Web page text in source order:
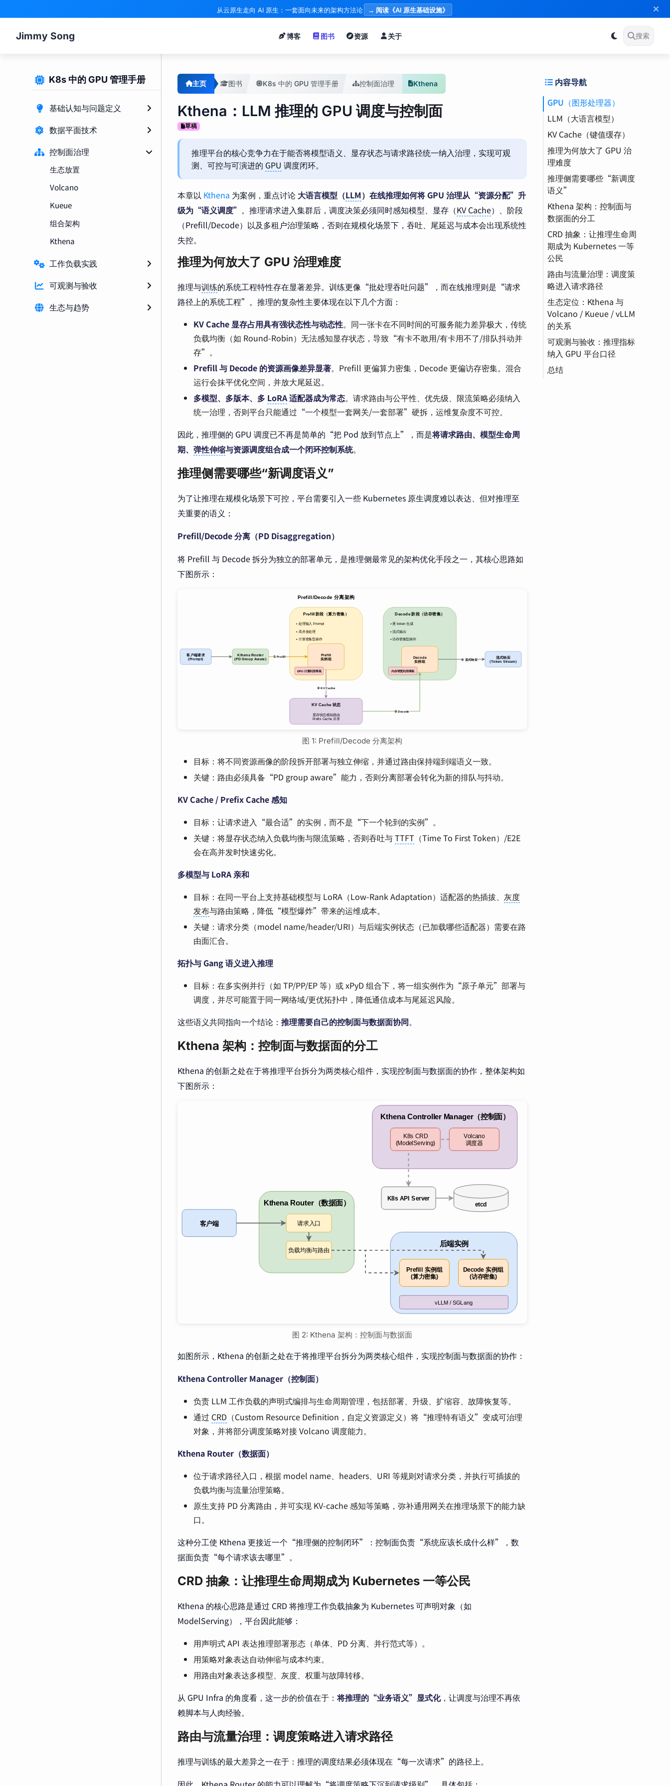
从云原生走向 AI 原生：一套面向未来的架构方法论 → 阅读《AI 原生基础设施》
Jimmy Song 博客 图书 资源 关于 搜索
K8s 中的 GPU 管理手册
基础认知与问题定义
数据平面技术
控制面治理
生态放置
Volcano
Kueue
组合架构
Kthena
工作负载实践
可观测与验收
生态与趋势
主页 图书 K8s 中的 GPU 管理手册 控制面治理 Kthena
Kthena：LLM 推理的 GPU 调度与控制面
草稿
推理平台的核心竞争力在于能否将模型语义、显存状态与请求路径统一纳入治理，实现可观
测、可控与可演进的 GPU 调度闭环。
本章以 Kthena 为案例，重点讨论 大语言模型（LLM）在线推理如何将 GPU 治理从“资源分配”升
级为“语义调度” 。推理请求进入集群后，调度决策必须同时感知模型、显存（KV Cache）、阶段
（Prefill/Decode）以及多租户治理策略，否则在规模化场景下，吞吐、尾延迟与成本会出现系统性
失控。
推理为何放大了 GPU 治理难度
推理与训练的系统工程特性存在显著差异。训练更像“批处理吞吐问题”，而在线推理则是“请求
路径上的系统工程”。推理的复杂性主要体现在以下几个方面：
KV Cache 显存占用具有强状态性与动态性。同一张卡在不同时间的可服务能力差异极大，传统
负载均衡（如 Round-Robin）无法感知显存状态，导致“有卡不敢用/有卡用不了/排队抖动并
存”。
Prefill 与 Decode 的资源画像差异显著。Prefill 更偏算力密集，Decode 更偏访存密集。混合
运行会抹平优化空间，并放大尾延迟。
多模型、多版本、多 LoRA适配器成为常态。请求路由与公平性、优先级、限流策略必须纳入
统一治理，否则平台只能通过“一个模型一套网关/一套部署”硬拆，运维复杂度不可控。
因此，推理侧的 GPU 调度已不再是简单的“把 Pod 放到节点上”，而是将请求路由、模型生命周
期、 弹性伸缩与资源调度组合成一个闭环控制系统。
推理侧需要哪些“新调度语义”
为了让推理在规模化场景下可控，平台需要引入一些 Kubernetes 原生调度难以表达、但对推理至
关重要的语义：
Prefill/Decode 分离（PD Disaggregation）
将 Prefill 与 Decode 拆分为独立的部署单元，是推理侧最常见的架构优化手段之一，其核心思路如
下图所示：
图 1: Prefill/Decode 分离架构
目标：将不同资源画像的阶段拆开部署与独立伸缩，并通过路由保持端到端语义一致。
关键：路由必须具备“PD group aware”能力，否则分离部署会转化为新的排队与抖动。
KV Cache / Prefix Cache 感知
目标：让请求进入“最合适”的实例，而不是“下一个轮到的实例”。
关键：将显存状态纳入负载均衡与限流策略，否则吞吐与TTFT （Time To First Token）/E2E
会在高并发时快速劣化。
多模型与 LoRA 亲和
目标：在同一平台上支持基础模型与 LoRA（Low-Rank Adaptation）适配器的热插拔、 灰度
发布与路由策略，降低“模型爆炸”带来的运维成本。
关键：请求分类（model name/header/URI）与后端实例状态（已加载哪些适配器）需要在路
由面汇合。
拓扑与 Gang 语义进入推理
目标：在多实例并行（如 TP/PP/EP 等）或 xPyD 组合下，将一组实例作为“原子单元”部署与
调度，并尽可能置于同一网络域/更优拓扑中，降低通信成本与尾延迟风险。
这些语义共同指向一个结论： 推理需要自己的控制面与数据面协同。
Kthena 架构：控制面与数据面的分工
Kthena 的创新之处在于将推理平台拆分为两类核心组件，实现控制面与数据面的协作，整体架构如
下图所示：
图 2: Kthena 架构：控制面与数据面
如图所示，Kthena 的创新之处在于将推理平台拆分为两类核心组件，实现控制面与数据面的协作：
Kthena Controller Manager（控制面）
负责 LLM 工作负载的声明式编排与生命周期管理，包括部署、升级、扩缩容、故障恢复等。
通过 CRD （Custom Resource Definition，自定义资源定义）将“推理特有语义”变成可治理
对象，并将部分调度策略对接 Volcano 调度能力。
Kthena Router（数据面）
位于请求路径入口，根据 model name、headers、URI 等规则对请求分类，并执行可插拔的
负载均衡与流量治理策略。
原生支持 PD 分离路由，并可实现 KV-cache 感知等策略，弥补通用网关在推理场景下的能力缺
口。
这种分工使 Kthena 更接近一个“推理侧的控制闭环”：控制面负责“系统应该长成什么样”，数
据面负责“每个请求该去哪里”。
CRD 抽象：让推理生命周期成为 Kubernetes 一等公民
Kthena 的核心思路是通过 CRD 将推理工作负载抽象为 Kubernetes 可声明对象（如
ModelServing），平台因此能够：
用声明式 API 表达推理部署形态（单体、PD 分离、并行范式等）。
用策略对象表达自动伸缩与成本约束。
用路由对象表达多模型、灰度、权重与故障转移。
从 GPU Infra 的角度看，这一步的价值在于：将推理的“业务语义”显式化，让调度与治理不再依
赖脚本与人肉经验。
路由与流量治理：调度策略进入请求路径
推理与训练的最大差异之一在于：推理的调度结果必须体现在“每一次请求”的路径上。
内容导航
GPU（图形处理器）
LLM（大语言模型）
KV Cache（键值缓存）
推理为何放大了 GPU 治
理难度
训练（Training）
LoRA（低秩自适应）
弹性伸缩（Elastic
Scaling）
推理侧需要哪些“新调度
语义”
TTFT（首 token 延
迟）
灰度发布（Canary
Release）
Kthena 架构：控制面与
数据面的分工
CRD（自定义资源定
义）
CRD 抽象：让推理生命周
期成为 Kubernetes 一等
公民
路由与流量治理：调度策
略进入请求路径
Token
生态定位：Kthena 与
Volcano / Kueue / vLLM
的关系
SGLang
可观测与验收：推理指标
纳入 GPU 平台口径
总结